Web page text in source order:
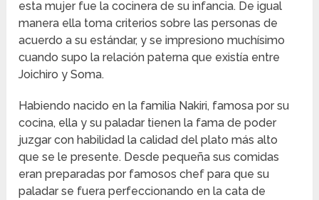
esta mujer fue la cocinera de su infancia. De igual
manera ella toma criterios sobre las personas de
acuerdo a su estándar, y se impresiono muchísimo
cuando supo la relación paterna que existía entre
Joichiro y Soma.
Habiendo nacido en la familia Nakiri, famosa por su
cocina, ella y su paladar tienen la fama de poder
juzgar con habilidad la calidad del plato más alto
que se le presente. Desde pequeña sus comidas
eran preparadas por famosos chef para que su
paladar se fuera perfeccionando en la cata de